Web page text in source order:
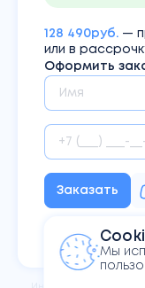
128 490руб. —
или в
Оформить
Заказать
с
Мы